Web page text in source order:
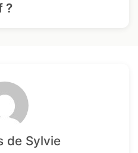
?
de Sylvie